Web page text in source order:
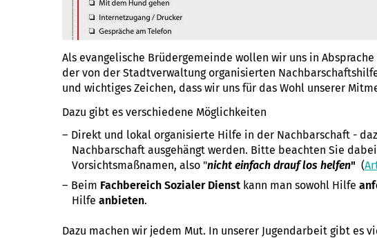
Als evangelische Brüdergemeinde wollen wir uns in
der von der Stadtverwaltung organisierten
und wichtiges Zeichen, dass wir uns für das Wohl unserer
Dazu gibt es verschiedene Möglichkeiten
Direkt und lokal organisierte Hilfe in der Nachbarschaft -
Nachbarschaft ausgehängt werden. Bitte beachten Sie
Vorsichtsmaßnamen, also "nicht einfach drauf los helfen" (
Beim Fachbereich Sozialer Dienst kann man sowohl Hilfe
Hilfe anbieten.
Dazu machen wir jedem Mut. In unserer Jugendarbeit gibt es